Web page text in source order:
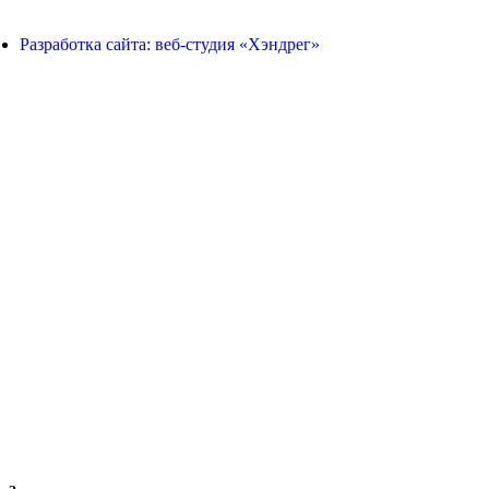
Разработка сайта: веб-студия «Хэндрег»